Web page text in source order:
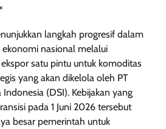
langkah progresif dalam
nasional melalui
satu pintu untuk komoditas
yang akan dikelola oleh PT
(DSI). Kebijakan yang
pada 1 Juni 2026 tersebut
besar pemerintah untuk